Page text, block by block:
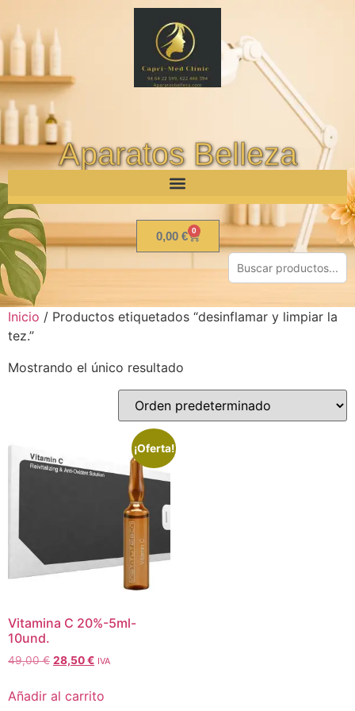
Aparatos Belleza
0,00 € 0
Inicio / Productos etiquetados “desinflamar y limpiar la
tez.”
Mostrando el único resultado
¡Oferta!
Vitamina C 20%-5ml-
10und.
49,00€ 28,50€ IVA
Añadir al carrito